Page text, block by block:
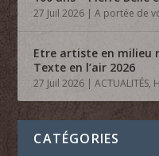
27 Juil 2026 |A portée de
Etre artiste en milieu
Texte en l’air 2026
27 Juil 2026 |ACTUALITÉS,
CATÉGORIES